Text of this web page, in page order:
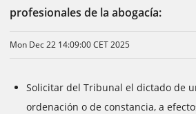
profesionales de la abogacía:
Mon Dec 22 14:09:00 CET 2025
Solicitar del Tribunal el dictado de
ordenación o de constancia, a